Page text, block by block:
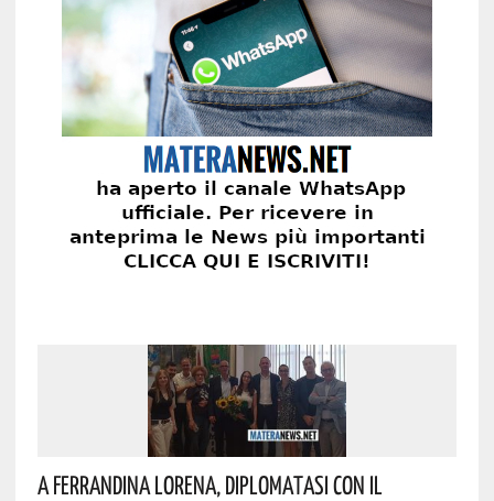
A Ferrandina Lorena, Diplomatasi Con Il